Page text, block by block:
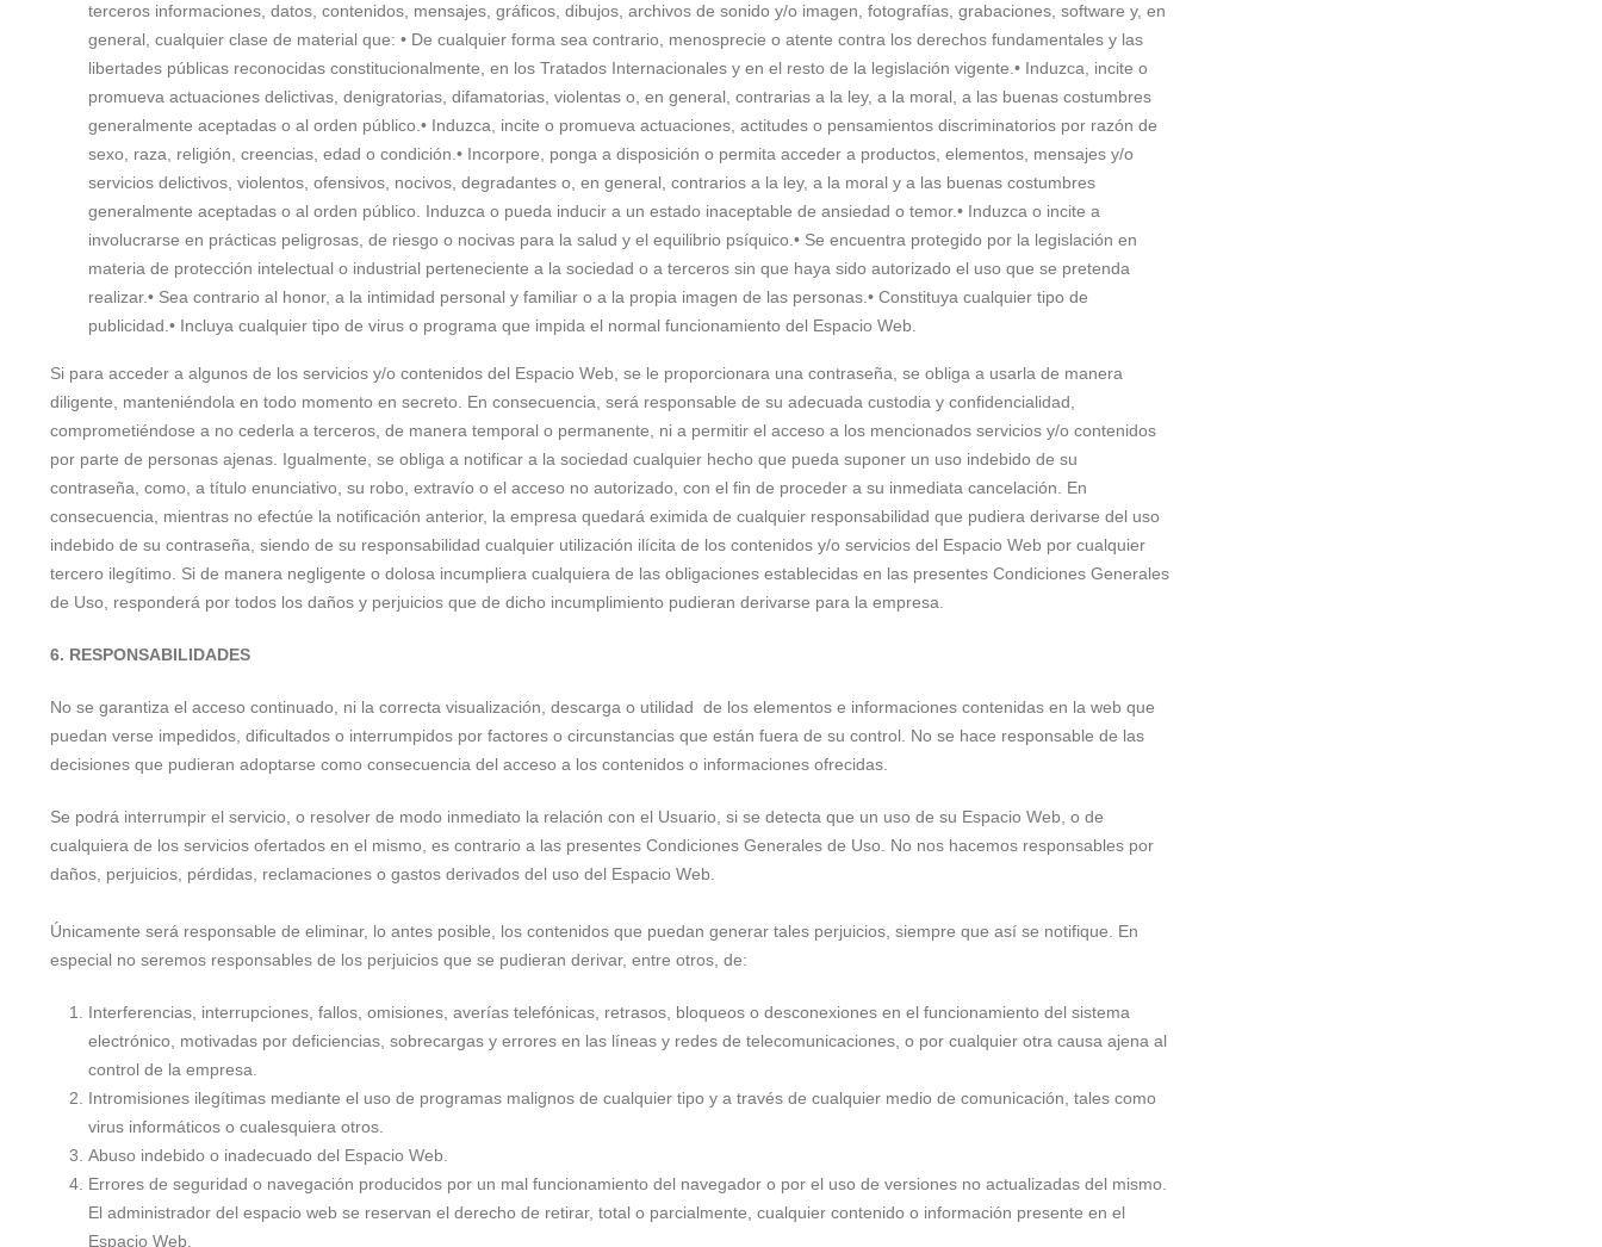
terceros informaciones, datos, contenidos, mensajes, gráficos, dibujos, archivos de sonido y/o imagen, fotografías, grabaciones, software y, en
general, cualquier clase de material que: • De cualquier forma sea contrario, menosprecie o atente contra los derechos fundamentales y las
libertades públicas reconocidas constitucionalmente, en los Tratados Internacionales y en el resto de la legislación vigente.• Induzca, incite o
promueva actuaciones delictivas, denigratorias, difamatorias, violentas o, en general, contrarias a la ley, a la moral, a las buenas costumbres
generalmente aceptadas o al orden público.• Induzca, incite o promueva actuaciones, actitudes o pensamientos discriminatorios por razón de
sexo, raza, religión, creencias, edad o condición.• Incorpore, ponga a disposición o permita acceder a productos, elementos, mensajes y/o
servicios delictivos, violentos, ofensivos, nocivos, degradantes o, en general, contrarios a la ley, a la moral y a las buenas costumbres
generalmente aceptadas o al orden público. Induzca o pueda inducir a un estado inaceptable de ansiedad o temor.• Induzca o incite a
involucrarse en prácticas peligrosas, de riesgo o nocivas para la salud y el equilibrio psíquico.• Se encuentra protegido por la legislación en
materia de protección intelectual o industrial perteneciente a la sociedad o a terceros sin que haya sido autorizado el uso que se pretenda
realizar.• Sea contrario al honor, a la intimidad personal y familiar o a la propia imagen de las personas.• Constituya cualquier tipo de
publicidad.• Incluya cualquier tipo de virus o programa que impida el normal funcionamiento del Espacio Web.
Si para acceder a algunos de los servicios y/o contenidos del Espacio Web, se le proporcionara una contraseña, se obliga a usarla de manera
diligente, manteniéndola en todo momento en secreto. En consecuencia, será responsable de su adecuada custodia y confidencialidad,
comprometiéndose a no cederla a terceros, de manera temporal o permanente, ni a permitir el acceso a los mencionados servicios y/o contenidos
por parte de personas ajenas. Igualmente, se obliga a notificar a la sociedad cualquier hecho que pueda suponer un uso indebido de su
contraseña, como, a título enunciativo, su robo, extravío o el acceso no autorizado, con el fin de proceder a su inmediata cancelación. En
consecuencia, mientras no efectúe la notificación anterior, la empresa quedará eximida de cualquier responsabilidad que pudiera derivarse del uso
indebido de su contraseña, siendo de su responsabilidad cualquier utilización ilícita de los contenidos y/o servicios del Espacio Web por cualquier
tercero ilegítimo. Si de manera negligente o dolosa incumpliera cualquiera de las obligaciones establecidas en las presentes Condiciones Generales
de Uso, responderá por todos los daños y perjuicios que de dicho incumplimiento pudieran derivarse para la empresa.
6. RESPONSABILIDADES
No se garantiza el acceso continuado, ni la correcta visualización, descarga o utilidad de los elementos e informaciones contenidas en la web que
puedan verse impedidos, dificultados o interrumpidos por factores o circunstancias que están fuera de su control. No se hace responsable de las
decisiones que pudieran adoptarse como consecuencia del acceso a los contenidos o informaciones ofrecidas.
Se podrá interrumpir el servicio, o resolver de modo inmediato la relación con el Usuario, si se detecta que un uso de su Espacio Web, o de
cualquiera de los servicios ofertados en el mismo, es contrario a las presentes Condiciones Generales de Uso. No nos hacemos responsables por
daños, perjuicios, pérdidas, reclamaciones o gastos derivados del uso del Espacio Web.
Únicamente será responsable de eliminar, lo antes posible, los contenidos que puedan generar tales perjuicios, siempre que así se notifique. En
especial no seremos responsables de los perjuicios que se pudieran derivar, entre otros, de:
Interferencias, interrupciones, fallos, omisiones, averías telefónicas, retrasos, bloqueos o desconexiones en el funcionamiento del sistema
electrónico, motivadas por deficiencias, sobrecargas y errores en las líneas y redes de telecomunicaciones, o por cualquier otra causa ajena al
control de la empresa.
Intromisiones ilegítimas mediante el uso de programas malignos de cualquier tipo y a través de cualquier medio de comunicación, tales como
virus informáticos o cualesquiera otros.
Abuso indebido o inadecuado del Espacio Web.
Errores de seguridad o navegación producidos por un mal funcionamiento del navegador o por el uso de versiones no actualizadas del mismo.
El administrador del espacio web se reservan el derecho de retirar, total o parcialmente, cualquier contenido o información presente en el
Espacio Web.